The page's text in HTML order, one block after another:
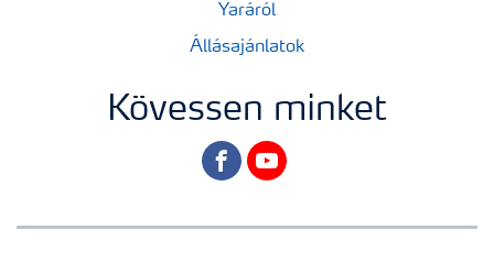
Yaráról
Állásajánlatok
Kövessen minket
facebookyoutube